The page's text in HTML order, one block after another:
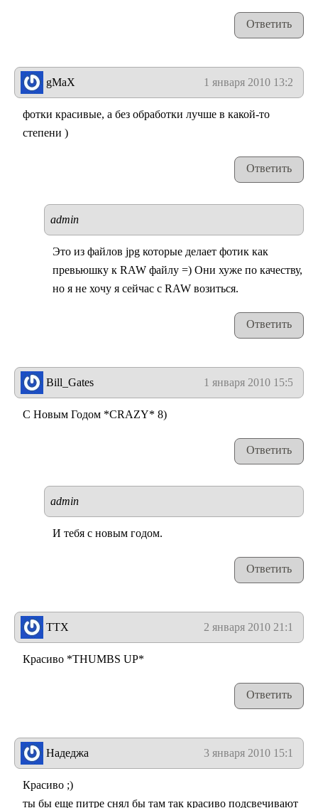
Ответить
gMaX 1 января 2010 13:22
фотки красивые, а без обработки лучше в какой-то
степени )
Ответить
admin
Это из файлов jpg которые делает фотик как
превьюшку к RAW файлу =) Они хуже по качеству,
но я не хочу я сейчас с RAW возиться.
Ответить
Bill_Gates 1 января 2010 15:55
С Новым Годом *CRAZY* 8)
Ответить
admin
И тебя с новым годом.
Ответить
TTX 2 января 2010 21:17
Красиво *THUMBS UP*
Ответить
Надеджа 3 января 2010 15:19
Красиво ;)
ты бы еще питре снял бы там так красиво подсвечивают